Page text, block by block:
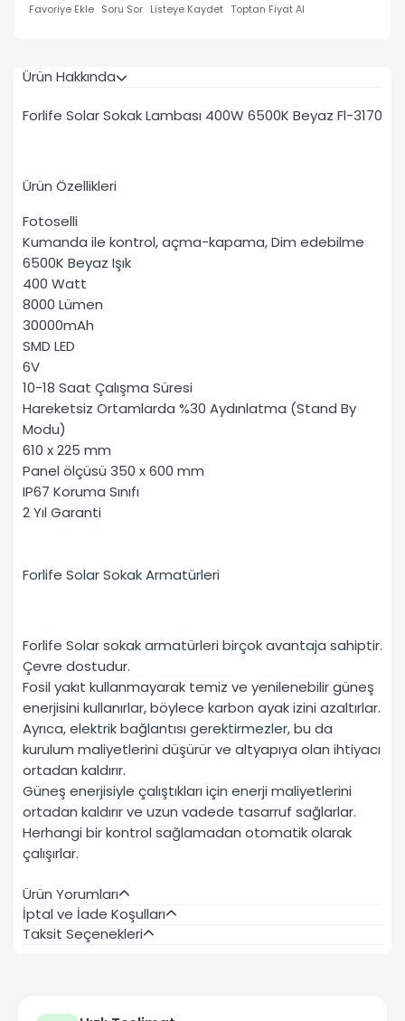
Favoriye Ekle Soru Sor Listeye Kaydet Toptan Fiyat Al
Ürün Hakkında
Forlife Solar Sokak Lambası 400W 6500K Beyaz Fl-3170
Ürün Özellikleri
Fotoselli
Kumanda ile kontrol, açma-kapama, Dim edebilme
6500K Beyaz Işık
400 Watt
8000 Lümen
30000mAh
SMD LED
6V
10-18 Saat Çalışma Süresi
Hareketsiz Ortamlarda %30 Aydınlatma (Stand By
Modu)
610 x 225 mm
Panel ölçüsü 350 x 600 mm
IP67 Koruma Sınıfı
2 Yıl Garanti
Forlife Solar Sokak Armatürleri
Forlife Solar sokak armatürleri birçok avantaja sahiptir.
Çevre dostudur.
Fosil yakıt kullanmayarak temiz ve yenilenebilir güneş
enerjisini kullanırlar, böylece karbon ayak izini azaltırlar.
Ayrıca, elektrik bağlantısı gerektirmezler, bu da
kurulum maliyetlerini düşürür ve altyapıya olan ihtiyacı
ortadan kaldırır.
Güneş enerjisiyle çalıştıkları için enerji maliyetlerini
ortadan kaldırır ve uzun vadede tasarruf sağlarlar.
Herhangi bir kontrol sağlamadan otomatik olarak
çalışırlar.
Ürün Yorumları
İptal ve İade Koşulları
Taksit Seçenekleri